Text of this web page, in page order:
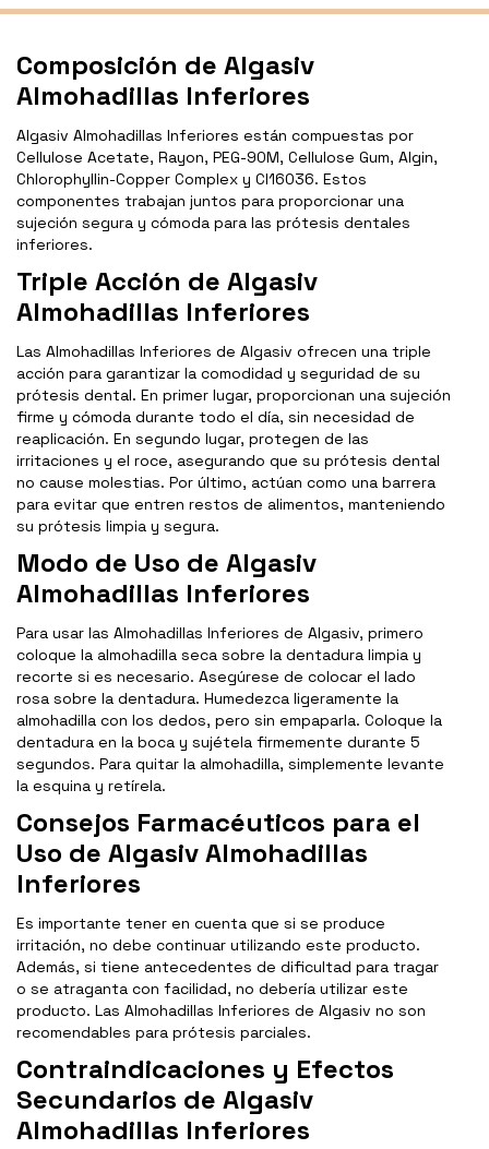
Composición de Algasiv
Almohadillas Inferiores
Algasiv Almohadillas Inferiores están compuestas por
Cellulose Acetate, Rayon, PEG-90M, Cellulose Gum, Algin,
Chlorophyllin-Copper Complex y Cl16036. Estos
componentes trabajan juntos para proporcionar una
sujeción segura y cómoda para las prótesis dentales
inferiores.
Triple Acción de Algasiv
Almohadillas Inferiores
Las Almohadillas Inferiores de Algasiv ofrecen una triple
acción para garantizar la comodidad y seguridad de su
prótesis dental. En primer lugar, proporcionan una sujeción
firme y cómoda durante todo el día, sin necesidad de
reaplicación. En segundo lugar, protegen de las
irritaciones y el roce, asegurando que su prótesis dental
no cause molestias. Por último, actúan como una barrera
para evitar que entren restos de alimentos, manteniendo
su prótesis limpia y segura.
Modo de Uso de Algasiv
Almohadillas Inferiores
Para usar las Almohadillas Inferiores de Algasiv, primero
coloque la almohadilla seca sobre la dentadura limpia y
recorte si es necesario. Asegúrese de colocar el lado
rosa sobre la dentadura. Humedezca ligeramente la
almohadilla con los dedos, pero sin empaparla. Coloque la
dentadura en la boca y sujétela firmemente durante 5
segundos. Para quitar la almohadilla, simplemente levante
la esquina y retírela.
Consejos Farmacéuticos para el
Uso de Algasiv Almohadillas
Inferiores
Es importante tener en cuenta que si se produce
irritación, no debe continuar utilizando este producto.
Además, si tiene antecedentes de dificultad para tragar
o se atraganta con facilidad, no debería utilizar este
producto. Las Almohadillas Inferiores de Algasiv no son
recomendables para prótesis parciales.
Contraindicaciones y Efectos
Secundarios de Algasiv
Almohadillas Inferiores